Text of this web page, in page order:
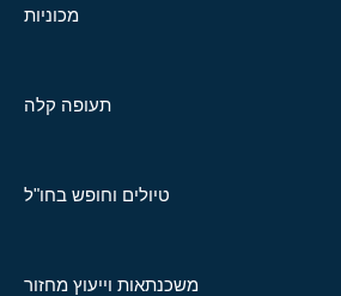
מכוניות
תעופה קלה
טיולים וחופש בחו"ל
משכנתאות וייעוץ מחזור